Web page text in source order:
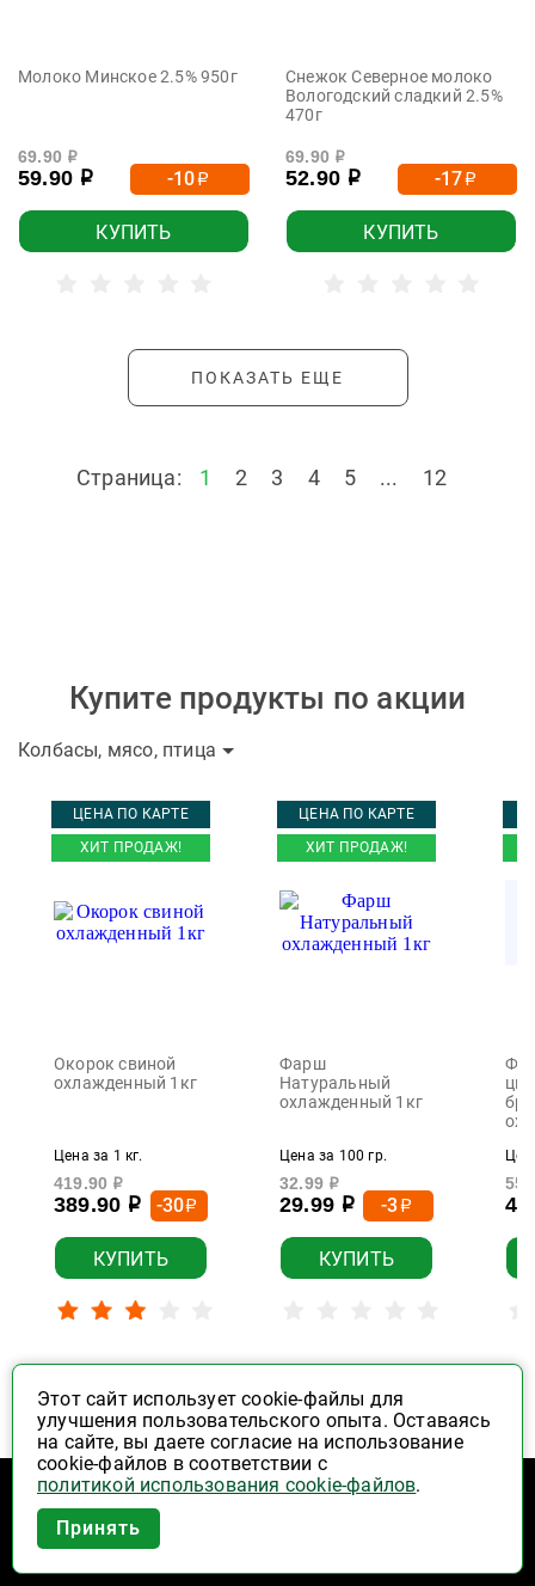
Молоко Минское 2.5% 950г
69.90 р
59.90 р -10р
КУПИТЬ
Снежок Северное молоко
Вологодский сладкий 2.5%
470г
69.90 р
52.90 р -17р
КУПИТЬ
ПОКАЗАТЬ ЕЩЕ
Страница: 1 2 3 4 5 ... 12
Купите продукты по акции
Колбасы, мясо, птица
ЦЕНА ПО КАРТЕ
ХИТ ПРОДАЖ!
Окорок свиной
охлажденный 1кг
Цена за 1 кг.
419.90 р
389.90 р -30р
КУПИТЬ
ЦЕНА ПО КАРТЕ
ХИТ ПРОДАЖ!
Фарш
Натуральный
охлажденный 1кг
Цена за 100 гр.
32.99 р
29.99 р -3р
КУПИТЬ
Заказывайте популярные
товары выгодно
Фрукты, овощи, орехи
ЦЕНА ПО КАРТЕ
ХИТ ПРОДАЖ!
ХИТ ПРОДАЖ!
Этот сайт использует cookie-файлы для
улучшения пользовательского опыта. Оставаясь
на сайте, вы даете согласие на использование
cookie-файлов в соответствии с
политикой использования cookie-файлов.
Принять
Приложение Высшая Лига в
вашем мобильном!